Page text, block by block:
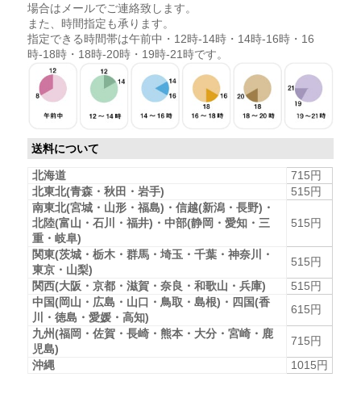
場合はメールでご連絡致します。
また、時間指定も承ります。
指定できる時間帯は午前中・12時-14時・14時-16時・16
時-18時・18時-20時・19時-21時です。
送料について
北海道
715円
北東北(青森・秋田・岩手)
515円
南東北(宮城・山形・福島)・信越(新潟・長野)・
北陸(富山・石川・福井)・中部(静岡・愛知・三
重・岐阜)
515円
関東(茨城・栃木・群馬・埼玉・千葉・神奈川・
東京・山梨)
515円
関西(大阪・京都・滋賀・奈良・和歌山・兵庫)
515円
中国(岡山・広島・山口・鳥取・島根)・四国(香
川・徳島・愛媛・高知)
615円
九州(福岡・佐賀・長崎・熊本・大分・宮崎・鹿
児島)
715円
沖縄
1015円